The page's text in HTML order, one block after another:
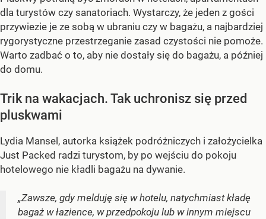
dla turystów czy sanatoriach. Wystarczy, że jeden z gości
przywiezie je ze sobą w ubraniu czy w bagażu, a najbardziej
rygorystyczne przestrzeganie zasad czystości nie pomoże.
Warto zadbać o to, aby nie dostały się do bagażu, a później
do domu.
Trik na wakacjach. Tak uchronisz się przed
pluskwami
Lydia Mansel, autorka książek podróżniczych i założycielka
Just Packed radzi turystom, by po wejściu do pokoju
hotelowego nie kładli bagażu na dywanie.
„Zawsze, gdy melduję się w hotelu, natychmiast kładę
bagaż w łazience, w przedpokoju lub w innym miejscu